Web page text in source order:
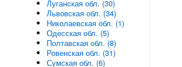
Луганская обл. (30)
Львовская обл. (34)
Николаевская обл. (1)
Одесская обл. (5)
Полтавская обл. (8)
Ровенская обл. (31)
Сумская обл. (6)